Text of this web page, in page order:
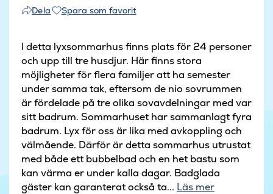
Dela
Spara som favorit
I detta lyxsommarhus finns plats för 24 personer
och upp till tre husdjur. Här finns stora
möjligheter för flera familjer att ha semester
under samma tak, eftersom de nio sovrummen
är fördelade på tre olika sovavdelningar med var
sitt badrum. Sommarhuset har sammanlagt fyra
badrum. Lyx för oss är lika med avkoppling och
välmående. Därför är detta sommarhus utrustat
med både ett bubbelbad och en het bastu som
kan värma er under kalla dagar. Badglada
gäster kan garanterat också ta... Läs mer